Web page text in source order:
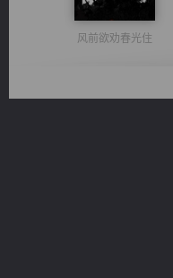
风前欲劝春光住